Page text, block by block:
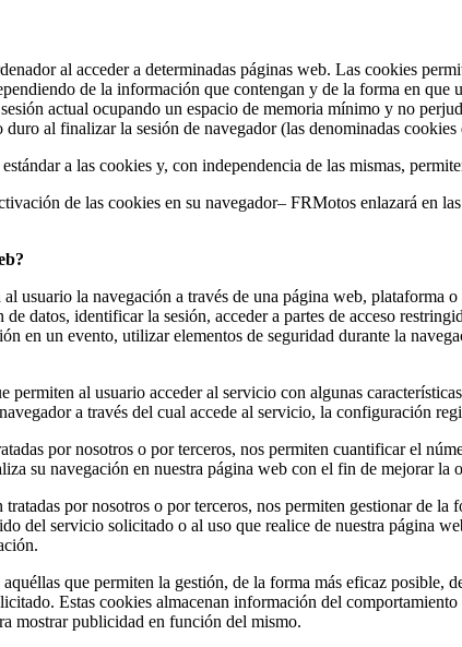
al acceder a determinadas páginas web. Las cookies
de la información que contengan y de la forma en
actual ocupando un espacio de memoria mínimo y no
al finalizar la sesión de navegador (las denominadas cookies
a las cookies y, con independencia de las mismas,
de las cookies en su navegador– FRMotos enlazará en
usuario la navegación a través de una página web,
datos, identificar la sesión, acceder a partes de acceso
en un evento, utilizar elementos de seguridad durante la
permiten al usuario acceder al servicio con algunas
a través del cual accede al servicio, la configuración
por nosotros o por terceros, nos permiten cuantificar el
su navegación en nuestra página web con el fin de mejorar la
por nosotros o por terceros, nos permiten gestionar de
del servicio solicitado o al uso que realice de nuestra página
que permiten la gestión, de la forma más eficaz
Estas cookies almacenan información del
mostrar publicidad en función del mismo.